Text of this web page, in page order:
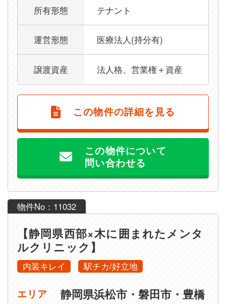
所有形態 テナント
運営形態 医療法人(持分有)
譲渡資産 法人格、営業権＋資産
この物件の詳細を見る
この物件について
問い合わせる
物件No：11032
【静岡県西部×木に囲まれたメンタ
ルクリニック】
内装キレイ 駅チカ/好立地
エリア
静岡県浜松市・磐田市・豊橋